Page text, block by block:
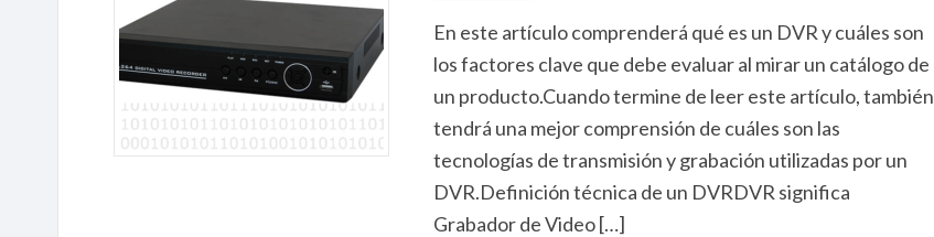
En este artículo comprenderá qué es un DVR y cuáles son
los factores clave que debe evaluar al mirar un catálogo de
un producto.Cuando termine de leer este artículo, también
tendrá una mejor comprensión de cuáles son las
tecnologías de transmisión y grabación utilizadas por un
DVR.Definición técnica de un DVRDVR significa
Grabador de Video […]